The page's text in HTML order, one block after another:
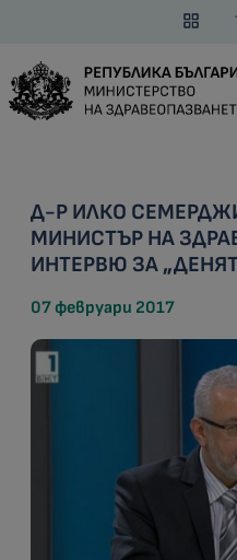
Д-Р ИЛКО
МИНИСТЪР НА
ИНТЕРВЮ ЗА
07 февруари 2017